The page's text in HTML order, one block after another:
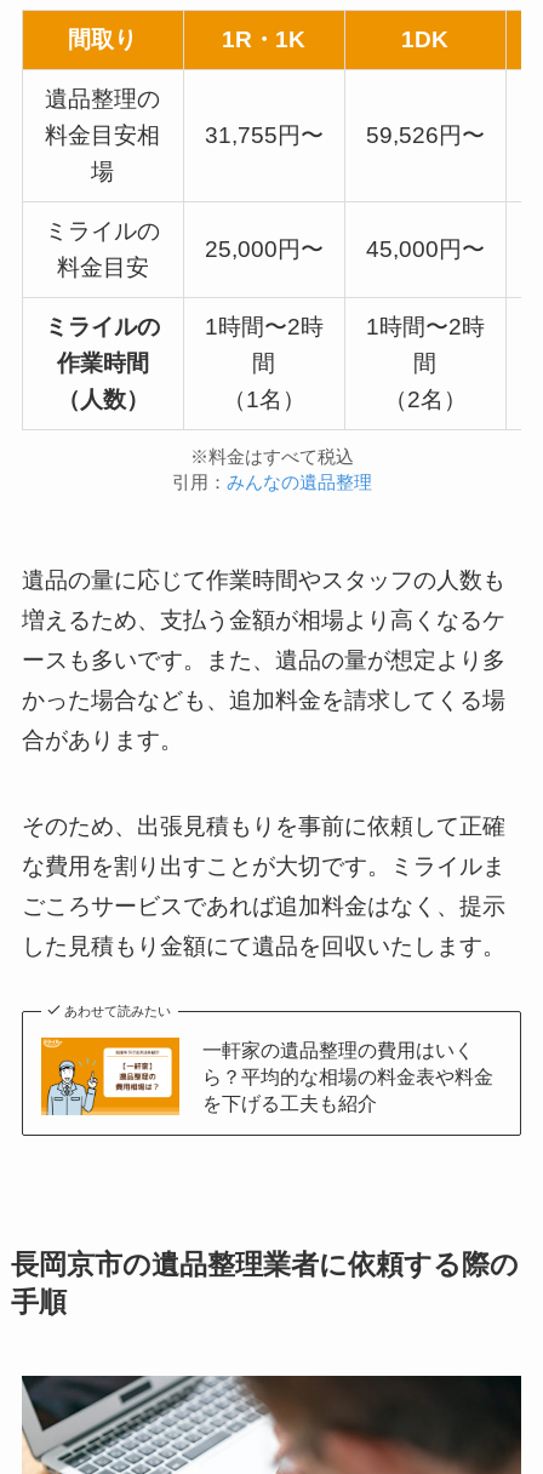
間取り 1R・1K 1DK
遺品整理の
料金目安相
場
31,755円〜 59,526円〜
ミライルの
料金目安
25,000円〜 45,000円〜
ミライルの
作業時間
（人数）
1時間〜2時
間
（1名）
1時間〜2時
間
（2名）
※料金はすべて税込
引用： みんなの遺品整理
遺品の量に応じて作業時間やスタッフの人数も
増えるため、支払う金額が相場より高くなるケ
ースも多いです。また、遺品の量が想定より多
かった場合なども、追加料金を請求してくる場
合があります。
そのため、出張見積もりを事前に依頼して正確
な費用を割り出すことが大切です。ミライルま
ごころサービスであれば追加料金はなく、提示
した見積もり金額にて遺品を回収いたします。
あわせて読みたい
一軒家の遺品整理の費用はいく
ら？平均的な相場の料金表や料金
を下げる工夫も紹介
長岡京市の遺品整理業者に依頼する際の
手順